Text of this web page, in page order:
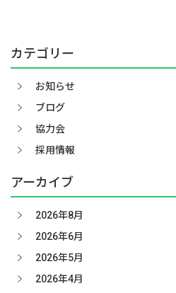
カテゴリー
お知らせ
ブログ
協力会
採用情報
アーカイブ
2026年8月
2026年6月
2026年5月
2026年4月